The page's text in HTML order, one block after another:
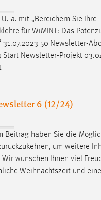
a. mit „Bereichern Sie Ihre
für WiMINT: Das
31.07.2023 50 Newsletter-
Start Newsletter-Projekt
6 (12/24)
Beitrag haben Sie die
um weitere
Wir wünschen Ihnen viel
Weihnachtszeit und
erfassen
helfen uns zu
Laufzeit: